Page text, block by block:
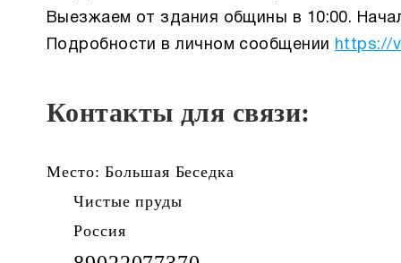
Выезжаем от здания общины в 10:00.
Подробности в личном сообщении https://
Контакты для связи:
Место: Большая Беседка
Чистые пруды
Россия